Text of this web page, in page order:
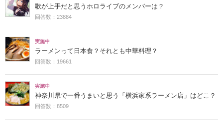
歌が上手だと思うホロライブのメンバーは？
回答数：23884
実施中
ラーメンって日本食？それとも中華料理？
回答数：19661
実施中
神奈川県で一番うまいと思う「横浜家系ラーメン店」はどこ？
回答数：8509